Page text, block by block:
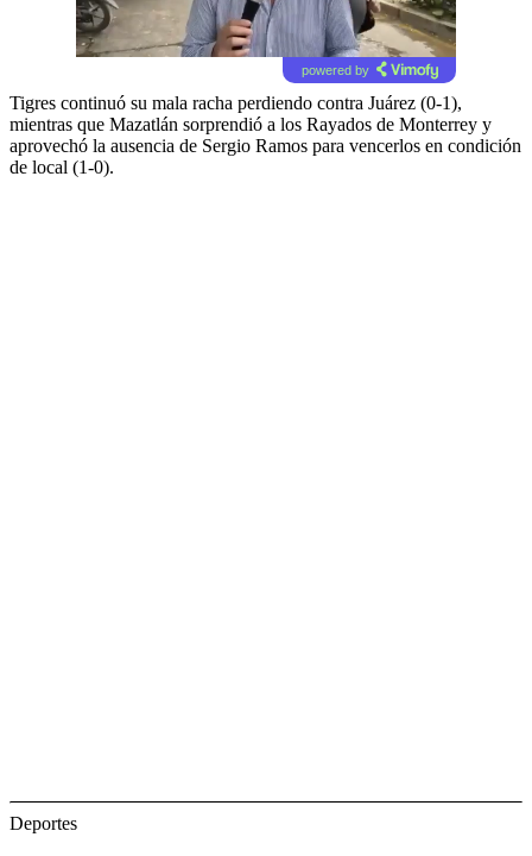
powered by
Tigres continuó su mala racha perdiendo contra Juárez (0-1),
mientras que Mazatlán sorprendió a los Rayados de Monterrey y
aprovechó la ausencia de Sergio Ramos para vencerlos en condición
de local (1-0).
Deportes